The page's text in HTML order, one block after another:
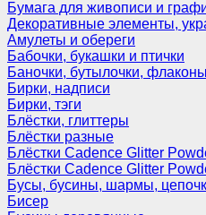
Бумага для живописи и
Декоративные элементы,
Амулеты и обереги
Бабочки, букашки и птички
Баночки, бутылочки, флаконы
Бирки, надписи
Бирки, тэги
Блёстки, глиттеры
Блёстки разные
Блёстки Cadence Glitter
Блёстки Cadence Glitter
Бусы, бусины, шармы,
Бисер